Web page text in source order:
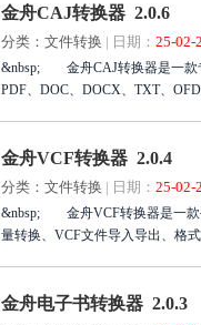
金舟CAJ转换器 2.0.6
分类：文件转换 | 日期： 25-02-
&nbsp; 金舟CAJ转换器是一款
PDF、DOC、DOCX、TXT、
金舟VCF转换器 2.0.4
分类：文件转换 | 日期： 25-02-
&nbsp; 金舟VCF转换器是一款
量转换、VCF文件导入导出、格
金舟电子书转换器 2.0.3